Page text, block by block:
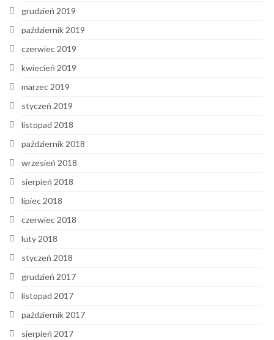
grudzień 2019
październik 2019
czerwiec 2019
kwiecień 2019
marzec 2019
styczeń 2019
listopad 2018
październik 2018
wrzesień 2018
sierpień 2018
lipiec 2018
czerwiec 2018
luty 2018
styczeń 2018
grudzień 2017
listopad 2017
październik 2017
sierpień 2017